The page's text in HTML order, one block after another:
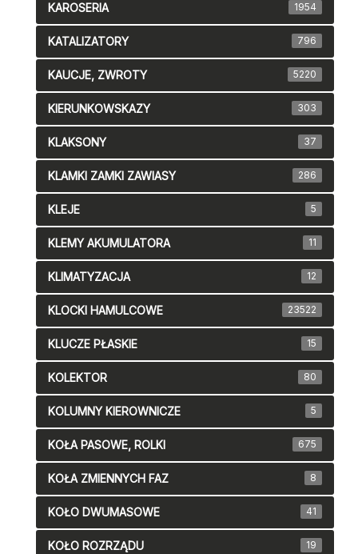
KAROSERIA 1954
KATALIZATORY 796
KAUCJE, ZWROTY 5220
KIERUNKOWSKAZY 303
KLAKSONY 37
KLAMKI ZAMKI ZAWIASY 286
KLEJE 5
KLEMY AKUMULATORA 11
KLIMATYZACJA 12
KLOCKI HAMULCOWE 23522
KLUCZE PŁASKIE 15
KOLEKTOR 80
KOLUMNY KIEROWNICZE 5
KOŁA PASOWE, ROLKI 675
KOŁA ZMIENNYCH FAZ 8
KOŁO DWUMASOWE 41
KOŁO ROZRZĄDU 19